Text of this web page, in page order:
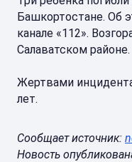
Башкортостане. Об
канале «112».
Салаватском районе.
Жертвами
лет.
Сообщает источник:
Новость